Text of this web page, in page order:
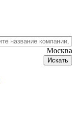
Москва
Искать